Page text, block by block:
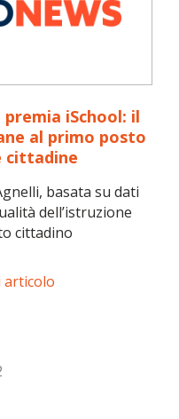
premia iSchool: il
al primo posto
cittadine
basata su dati
dell’istruzione
cittadino
articolo